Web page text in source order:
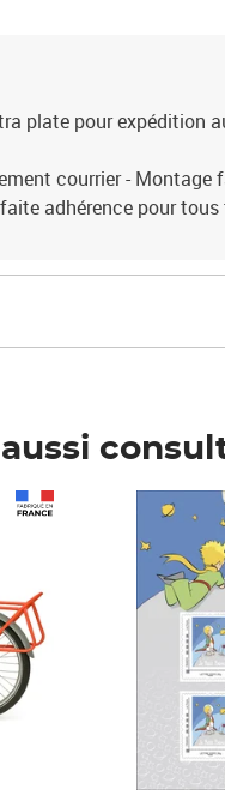
plate pour expédition
courrier - Montage
adhérence pour tous
Prix 6,25€ HT